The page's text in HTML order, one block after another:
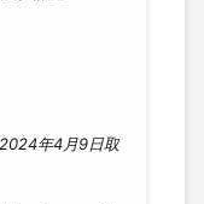
年4月9日取